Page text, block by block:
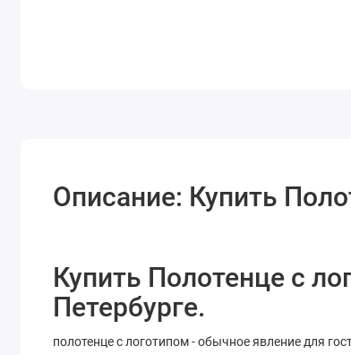
Описание: Купить
Купить Полотенце с
Петербурге.
полотенце с логотипом - обычное явление для